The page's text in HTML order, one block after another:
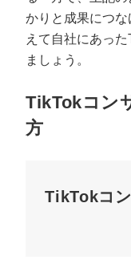
かりと成果につ
えて自社にあっ
ましょう。
TikTokコン
方
TikTokコ